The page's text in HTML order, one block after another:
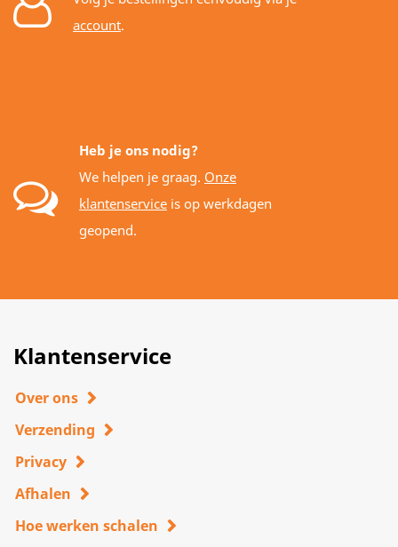
account.
Heb je ons nodig?
We helpen je graag. Onze
klantenservice is op werkdagen
geopend.
Klantenservice
Over ons
Verzending
Privacy
Afhalen
Hoe werken schalen